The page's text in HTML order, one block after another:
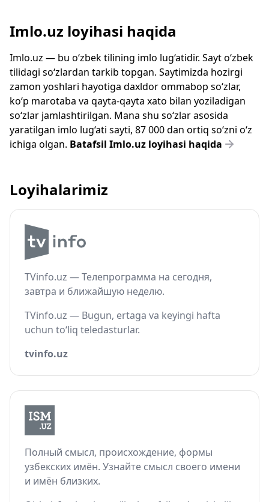
Imlo.uz loyihasi haqida
Imlo.uz — bu o‘zbek tilining imlo lug‘atidir. Sayt o‘zbek
tilidagi so‘zlardan tarkib topgan. Saytimizda hozirgi
zamon yoshlari hayotiga daxldor ommabop so‘zlar,
ko‘p marotaba va qayta-qayta xato bilan yoziladigan
so‘zlar jamlashtirilgan. Mana shu so‘zlar asosida
yaratilgan imlo lug‘ati sayti, 87 000 dan ortiq so‘zni o‘z
ichiga olgan. Batafsil Imlo.uz loyihasi haqida
Loyihalarimiz
TVinfo.uz — Телепрограмма на сегодня,
завтра и ближайшую неделю.
TVinfo.uz — Bugun, ertaga va keyingi hafta
uchun to‘liq teledasturlar.
tvinfo.uz
Полный смысл, происхождение, формы
узбекских имён. Узнайте смысл своего имени
и имён близких.